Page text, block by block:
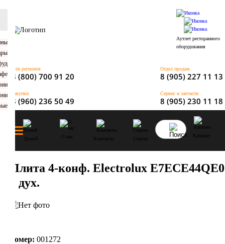
Аутлет ресторанного
оборудования
Для регионов
8 (800) 700 91 20
Отдел продаж
8 (905) 227 11 13
Закупки
8 (960) 236 50 49
Сервис и запчасти
8 (905) 230 11 18
Домой О нас Контакты Сервис
Кабинет
Плита 4-конф. Electrolux E7ECE44QE0
с дух.
Номер: 001272